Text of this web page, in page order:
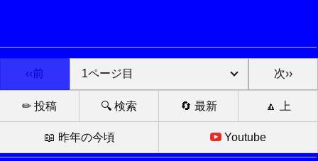
‹‹前 次››
✏ 投稿 🔍 検索 🔄 最新 🔼 上
📖 昨年の今頃 Youtube